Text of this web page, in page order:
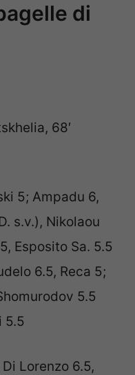
di
68′
5; Ampadu 6,
s.v.), Nikolaou
Esposito Sa. 5.5
6.5, Reca 5;
5.5
5.5
Lorenzo 6.5,